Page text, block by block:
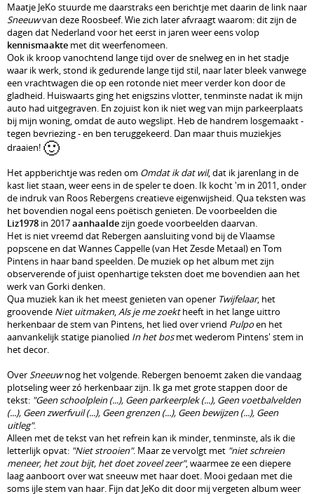
Maatje JeKo stuurde me daarstraks een berichtje met daarin de link naar
Sneeuwvan deze Roosbeef. Wie zich later afvraagt waarom: dit zijn de
dagen dat Nederland voor het eerst in jaren weer eens volop
kennismaakte met dit weerfenomeen.
Ook ik kroop vanochtend lange tijd over de snelweg en in het stadje
waar ik werk, stond ik gedurende lange tijd stil, naar later bleek vanwege
een vrachtwagen die op een rotonde niet meer verder kon door de
gladheid. Huiswaarts ging het enigszins vlotter, tenminste nadat ik mijn
auto had uitgegraven. En zojuist kon ik niet weg van mijn parkeerplaats
bij mijn woning, omdat de auto wegslipt. Heb de handrem losgemaakt -
tegen bevriezing - en ben teruggekeerd. Dan maar thuis muziekjes
draaien! 🙂
Het appberichtje was reden om Omdat ik dat wil, dat ik jarenlang in de
kast liet staan, weer eens in de speler te doen. Ik kocht 'm in 2011, onder
de indruk van Roos Rebergens creatieve eigenwijsheid. Qua teksten was
het bovendien nogal eens poëtisch genieten. De voorbeelden die
Liz1978 in 2017aanhaaldezijn goede voorbeelden daarvan.
Het is niet vreemd dat Rebergen aansluiting vond bij de Vlaamse
popscene en dat Wannes Cappelle (van Het Zesde Metaal) en Tom
Pintens in haar band speelden. De muziek op het album met zijn
observerende of juist openhartige teksten doet me bovendien aan het
werk van Gorki denken.
Qua muziek kan ik het meest genieten van opener Twijfelaar, het
groovende Niet uitmaken,Als je me zoektheeft in het lange uittro
herkenbaar de stem van Pintens, het lied over vriend Pulpoen het
aanvankelijk statige pianolied In het bosmet wederom Pintens' stem in
het decor.
OverSneeuwnog het volgende. Rebergen benoemt zaken die vandaag
plotseling weer zó herkenbaar zijn. Ik ga met grote stappen door de
tekst: "Geen schoolplein (...), Geen parkeerplek (...), Geen voetbalvelden
(...), Geen zwerfvuil (...), Geen grenzen (...), Geen bewijzen (...), Geen
uitleg".
Alleen met de tekst van het refrein kan ik minder, tenminste, als ik die
letterlijk opvat: "Niet strooien". Maar ze vervolgt met "niet schreien
meneer, het zout bijt, het doet zoveel zeer", waarmee ze een diepere
laag aanboort over wat sneeuw met haar doet. Mooi gedaan met die
soms ijle stem van haar. Fijn dat JeKo dit door mij vergeten album weer